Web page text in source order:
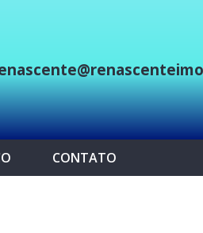
CONTATO